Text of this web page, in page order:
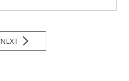
NEXT